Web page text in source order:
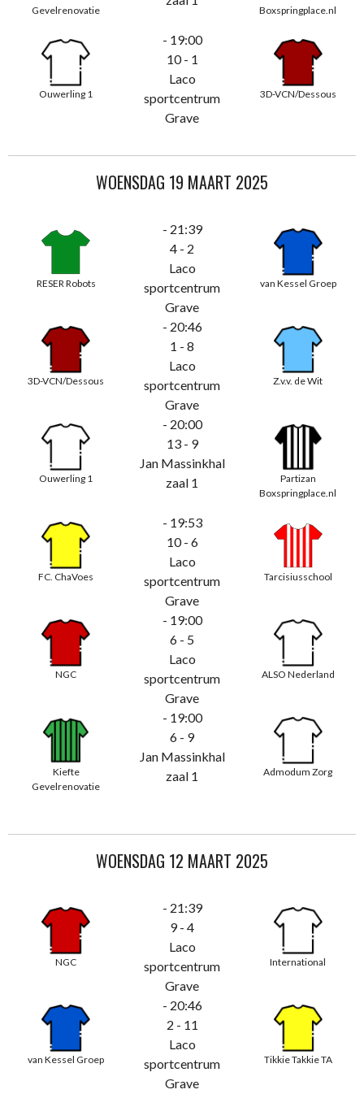
Gevelrenovatie
Boxspringplace.nl
Ouwerling 1
- 19:00
10 - 1
Laco
sportcentrum
Grave
3D-VCN/Dessous
WOENSDAG 19 MAART 2025
RESER Robots
- 21:39
4 - 2
Laco
sportcentrum
Grave
van Kessel Groep
3D-VCN/Dessous
- 20:46
1 - 8
Laco
sportcentrum
Grave
Z.v.v. de Wit
Ouwerling 1
- 20:00
13 - 9
Jan Massinkhal
zaal 1
Partizan
Boxspringplace.nl
FC. ChaVoes
- 19:53
10 - 6
Laco
sportcentrum
Grave
Tarcisiusschool
NGC
- 19:00
6 - 5
Laco
sportcentrum
Grave
ALSO Nederland
Kiefte
Gevelrenovatie
- 19:00
6 - 9
Jan Massinkhal
zaal 1
Admodum Zorg
WOENSDAG 12 MAART 2025
NGC
- 21:39
9 - 4
Laco
sportcentrum
Grave
International
van Kessel Groep
- 20:46
2 - 11
Laco
sportcentrum
Grave
Tikkie Takkie TA